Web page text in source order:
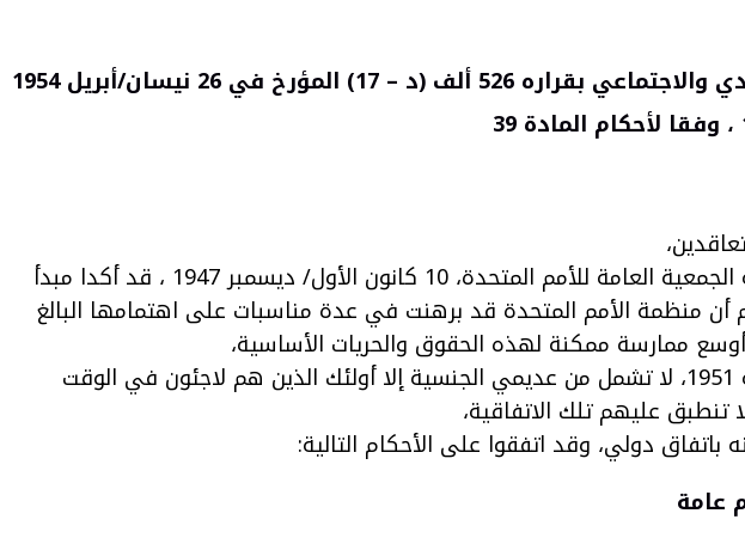
ألف (د – 17) المؤرخ في 26 نيسان/أبريل 1954
إذ يضعون في اعتبارهم أن ميثاق الأمم المتحدة والإعلان العالمي لحقوق الإنسان الذي أقرته الجمعية العامة للأمم المتحدة، 10 كانون الأول/ ديسمبر 1947 ، قد أكدا مبدأ
أن منظمة الأمم المتحدة قد برهنت في عدة مناسبات على اهتمامها البالغ
ممارسة ممكنة لهذه الحقوق والحريات الأساسية،
وإذ يضعون في اعتبارهم أن الاتفاقية الخاصة بوضع اللاجئين، المعقودة يوم 28 تموز/يوليه 1951، لا تشمل من عديمي الجنسية إلا أولئك الذين هم لاجئون في الوقت
عليهم تلك الاتفاقية،
دولي، وقد اتفقوا على الأحكام التالية:
عامة